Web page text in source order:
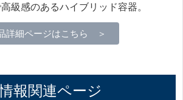
級感のあるハイブリッド容器。
詳細ページはこちら ＞
報関連ページ